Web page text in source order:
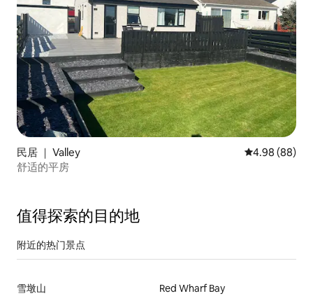
民居 ｜ Valley 平均评分 4.98
4.98 (88)
舒适的平房
值得探索的目的地
附近的热门景点
雪墩山 Red Wharf Bay